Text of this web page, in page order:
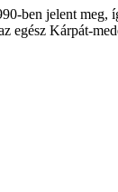
ben jelent meg,
egész Kárpát-